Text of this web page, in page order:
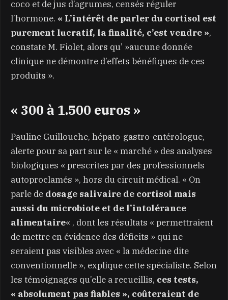
coco et de jus d’agrumes, censés réguler
l’hormone. « L’intérêt de parler du cortisol est
purement lucratif, la finalité, c’est vendre »,
constate M. Fiolet, alors qu’ »aucune donnée
clinique ne démontre d’effets bénéfiques de ces
produits ».
« 300 à 1.500 euros »
Pauline Guillouche, hépato-gastro-entérologue,
alerte pour sa part sur le « marché » des analyses
biologiques « prescrites par des professionnels
autoproclamés », hors du circuit médical. « On
parle de dosage salivaire de cortisol mais
aussi du microbiote et de l’intolérance
alimentaire« , dont les résultats « permettraient
de mettre en évidence des déficits » qui ne
seraient pas visibles avec « la médecine dite
conventionnelle », explique cette spécialiste. Selon
les témoignages qu’elle a recueillis, ces tests,
« absolument pas fiables », coûteraient de